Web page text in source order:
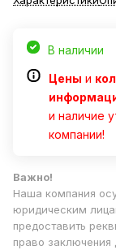
В наличии
Цены и
и наличие
компании!
Важно!
Наша компания
юридическим
предоставить
право заключения